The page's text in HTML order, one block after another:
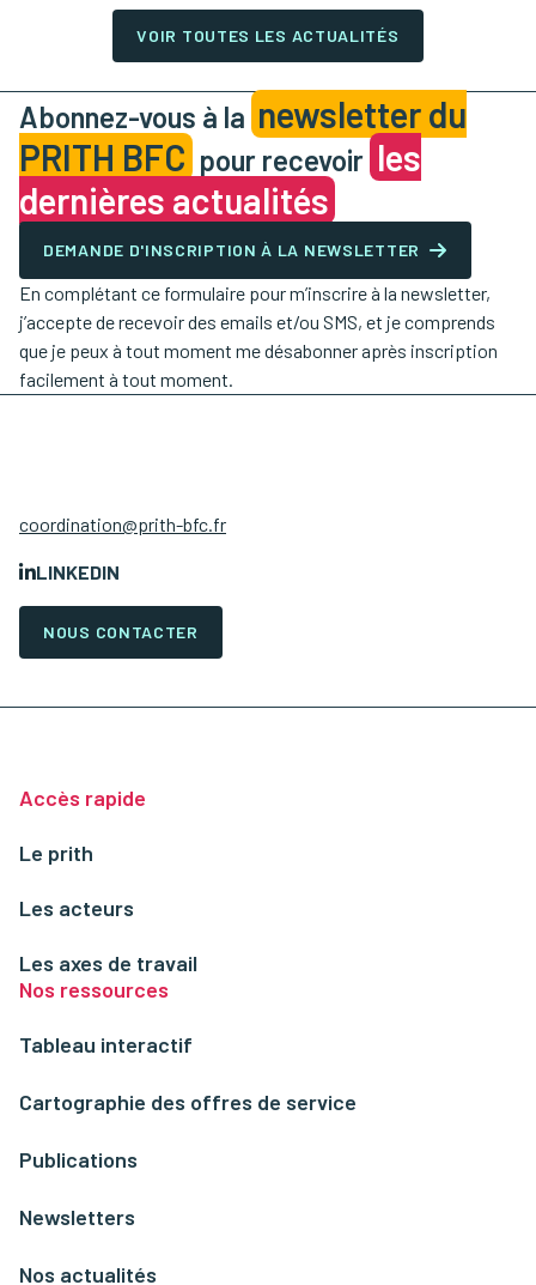
VOIR TOUTES LES ACTUALITÉS
Abonnez-vous à la newsletter du
PRITH BFC pour recevoir les
dernières actualités
DEMANDE D'INSCRIPTION À LA NEWSLETTER
En complétant ce formulaire pour m’inscrire à la newsletter,
j’accepte de recevoir des emails et/ou SMS, et je comprends
que je peux à tout moment me désabonner après inscription
facilement à tout moment.
coordination@prith-bfc.fr
LINKEDIN
NOUS CONTACTER
Accès rapide
Le prith
Les acteurs
Les axes de travail
Nos ressources
Tableau interactif
Cartographie des offres de service
Publications
Newsletters
Nos actualités